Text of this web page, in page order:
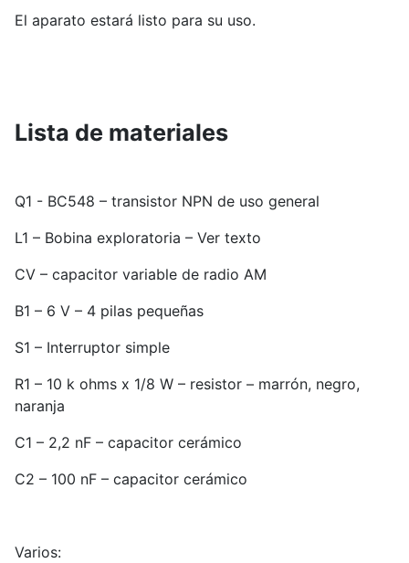
El aparato estará listo para su uso.
Lista de materiales
Q1 - BC548 – transistor NPN de uso general
L1 – Bobina exploratoria – Ver texto
CV – capacitor variable de radio AM
B1 – 6 V – 4 pilas pequeñas
S1 – Interruptor simple
R1 – 10 k ohms x 1/8 W – resistor – marrón, negro,
naranja
C1 – 2,2 nF – capacitor cerámico
C2 – 100 nF – capacitor cerámico
Varios: